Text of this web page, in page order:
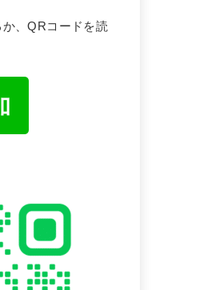
、QRコードを読